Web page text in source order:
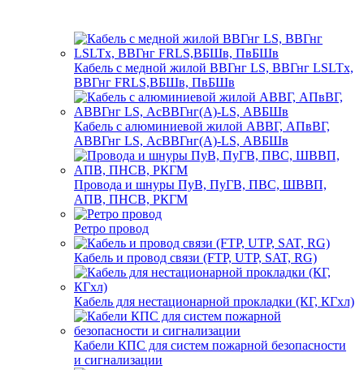
Кабель с медной жилой ВВГнг LS, ВВГнг LSLTx,
ВВГнг FRLS,ВБШв, ПвБШв
Кабель с алюминиевой жилой АВВГ, АПвВГ,
АВВГнг LS, АсВВГнг(А)-LS, АВБШв
Провода и шнуры ПуВ, ПуГВ, ПВС, ШВВП,
АПВ, ПНСВ, РКГМ
Ретро провод
Кабель и провод связи (FTP, UTP, SAT, RG)
Кабель для нестационарной прокладки (КГ, КГхл)
Кабели КПС для систем пожарной безопасности
и сигнализации